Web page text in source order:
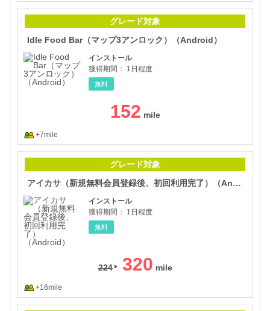
グレード対象
Idle Food Bar（マップ3アンロック）（Android）
インストール
獲得期間：
1日程度
無料
152
+7mile
グレード対象
アイカサ（新規無料会員登録後、初回利用完了）（Android）
インストール
獲得期間：
1日程度
無料
224 320
+16mile